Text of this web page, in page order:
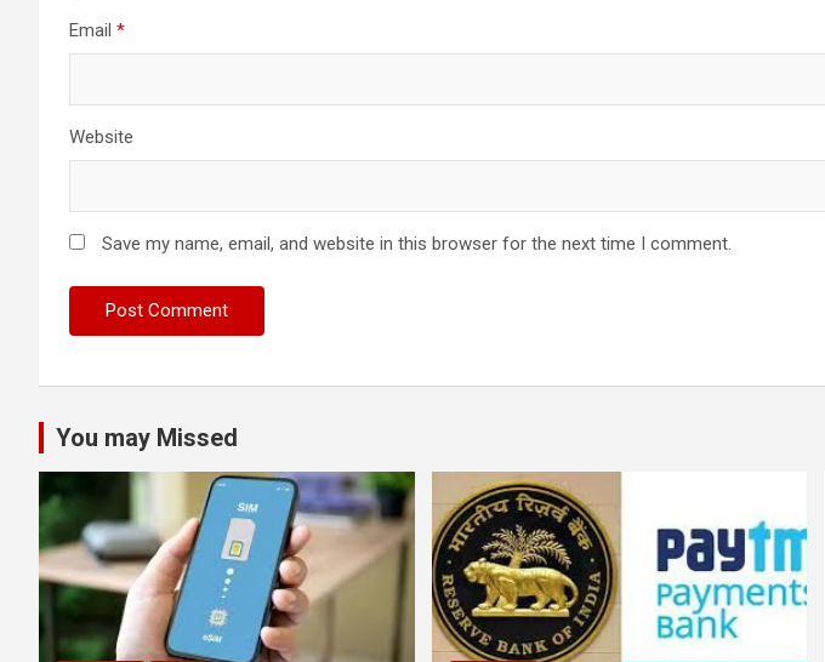
Email *
Website
Save my name, email, and website in this browser for the next time I comment.
You may Missed